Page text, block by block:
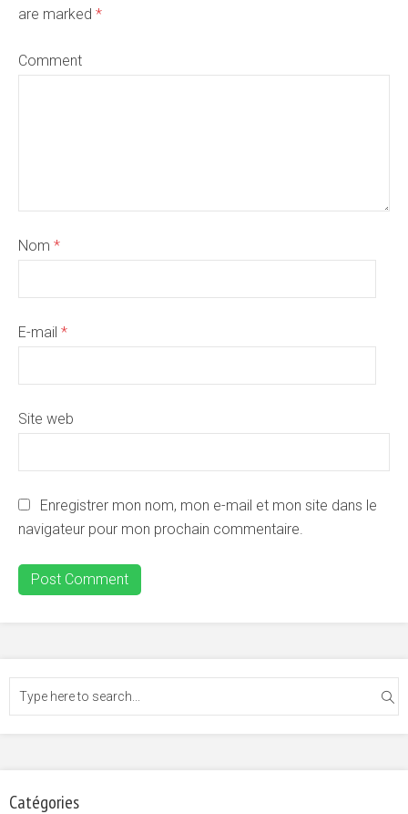
are marked *
Comment
Nom *
E-mail *
Site web
Enregistrer mon nom, mon e-mail et mon site dans le
navigateur pour mon prochain commentaire.
Catégories